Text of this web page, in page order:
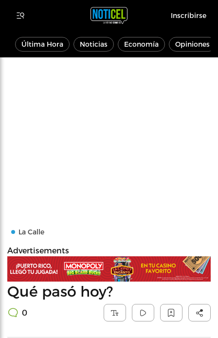
Inscribirse
Última Hora Noticias Economía Opiniones
La Calle
Advertisements
Qué pasó hoy?
0